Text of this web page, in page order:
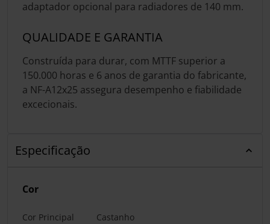
adaptador opcional para radiadores de 140 mm.
QUALIDADE E GARANTIA
Construída para durar, com MTTF superior a
150.000 horas e 6 anos de garantia do fabricante,
a NF-A12x25 assegura desempenho e fiabilidade
excecionais.
Especificação
Cor
Cor Principal Castanho